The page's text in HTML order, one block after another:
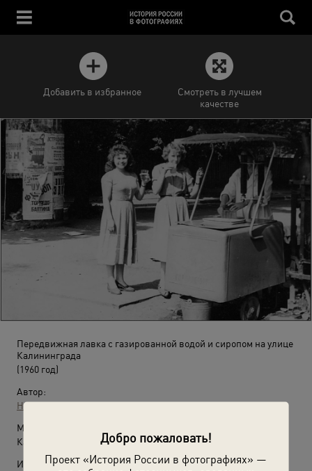
Добро пожаловать!
Проект «История России в фотографиях» —
Добавить в избранное
Смотреть в лучшем
качестве
Передвижная лавка с газированной водой и сиропом на улице
Калининграда
(1960 год)
Автор:
Неизвестный автор
Место съемки:
Калининградская обл., г. Калининград
Источники: